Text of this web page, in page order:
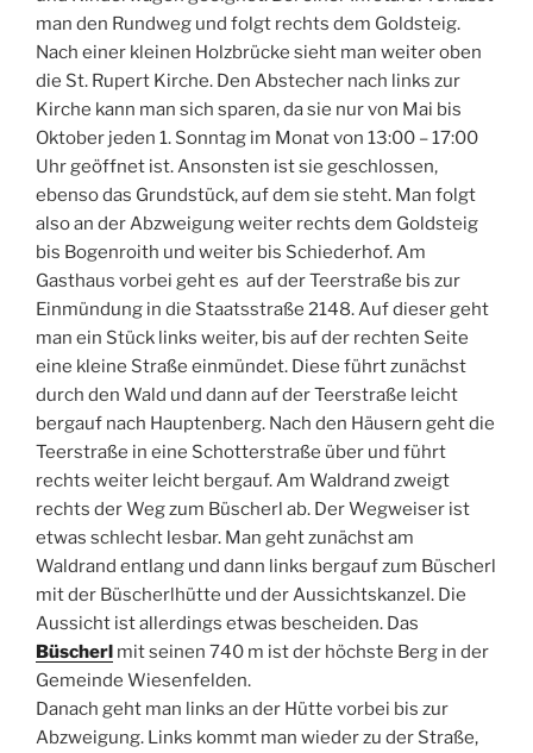
man den Rundweg und folgt rechts dem Goldsteig.
Nach einer kleinen Holzbrücke sieht man weiter oben
die St. Rupert Kirche. Den Abstecher nach links zur
Kirche kann man sich sparen, da sie nur von Mai bis
Oktober jeden 1. Sonntag im Monat von 13:00 – 17:00
Uhr geöffnet ist. Ansonsten ist sie geschlossen,
ebenso das Grundstück, auf dem sie steht. Man folgt
also an der Abzweigung weiter rechts dem Goldsteig
bis Bogenroith und weiter bis Schiederhof. Am
Gasthaus vorbei geht es auf der Teerstraße bis zur
Einmündung in die Staatsstraße 2148. Auf dieser geht
man ein Stück links weiter, bis auf der rechten Seite
eine kleine Straße einmündet. Diese führt zunächst
durch den Wald und dann auf der Teerstraße leicht
bergauf nach Hauptenberg. Nach den Häusern geht die
Teerstraße in eine Schotterstraße über und führt
rechts weiter leicht bergauf. Am Waldrand zweigt
rechts der Weg zum Büscherl ab. Der Wegweiser ist
etwas schlecht lesbar. Man geht zunächst am
Waldrand entlang und dann links bergauf zum Büscherl
mit der Büscherlhütte und der Aussichtskanzel. Die
Aussicht ist allerdings etwas bescheiden. Das
Büscherl mit seinen 740 m ist der höchste Berg in der
Gemeinde Wiesenfelden.
Danach geht man links an der Hütte vorbei bis zur
Abzweigung. Links kommt man wieder zu der Straße,